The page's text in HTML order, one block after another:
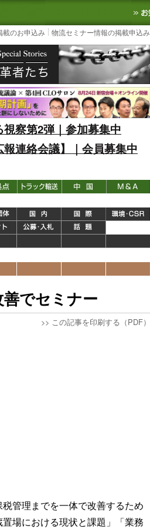
の物流ニュースサイト3PL, SCMなど国内外
載のお申込み 物流セミナー情報の掲載申込み
察第2弾｜参加募集中
連絡会議】｜会員募集中
でセミナー
>> この記事を印刷する（PDF）
管理までを一体で改善するため
場における現状と課題」「業務